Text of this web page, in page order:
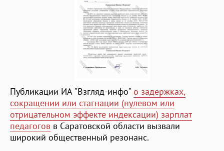
Публикации ИА "Взгляд-инфо" о задержках,
сокращении или стагнации (нулевом или
отрицательном эффекте индексации) зарплат
педагогов в Саратовской области вызвали
широкий общественный резонанс.